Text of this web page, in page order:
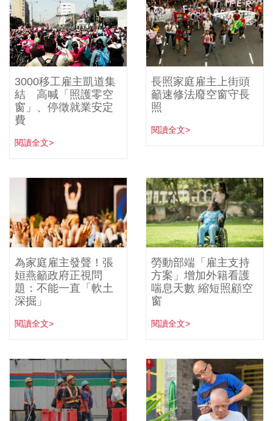
3000移工雇主凱道集
結 高喊「照護零空
窗」、停徵就業安定
費
閱讀全文>
長照家庭雇主上街頭
籲速修法廢空窗守長
照
閱讀全文>
為家庭雇主發聲！張
姮燕籲政府正視問
題：不能一直「軟土
深掘」
閱讀全文>
勞動部端「雇主支持
方案」增加外籍看護
喘息天數 縮短照顧空
窗
閱讀全文>